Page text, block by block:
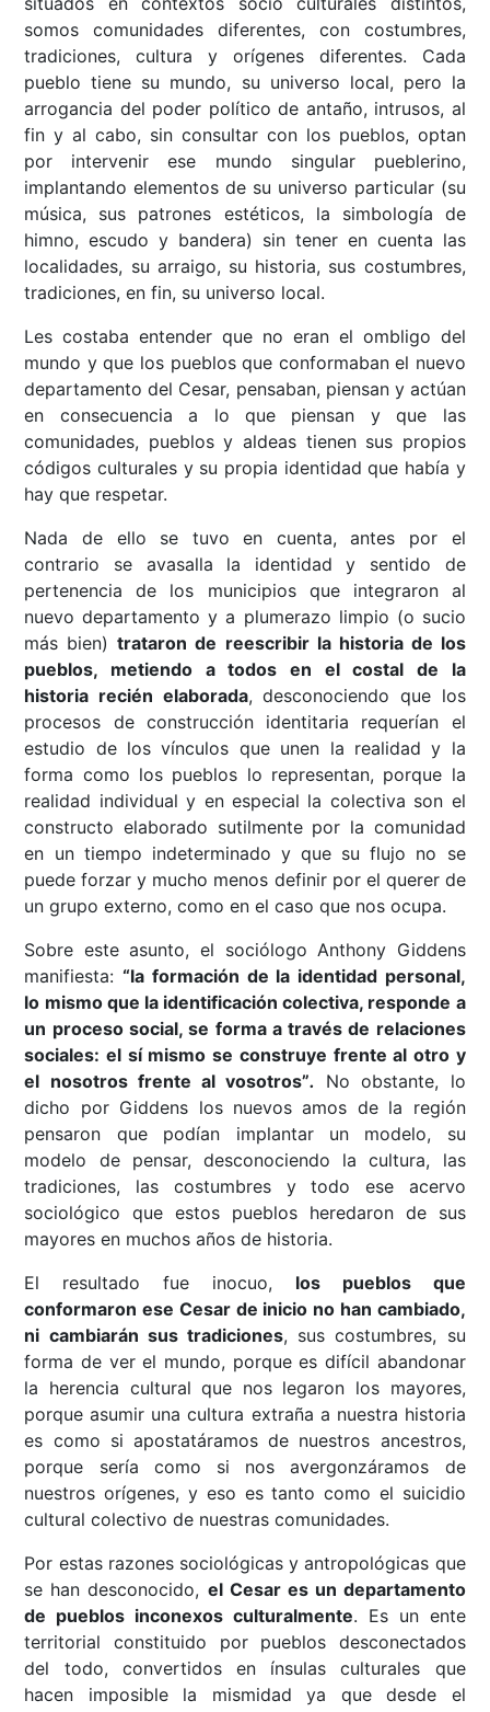
somos comunidades diferentes, con costumbres,
tradiciones, cultura y orígenes diferentes. Cada
pueblo tiene su mundo, su universo local, pero la
arrogancia del poder político de antaño, intrusos, al
fin y al cabo, sin consultar con los pueblos, optan
por intervenir ese mundo singular pueblerino,
implantando elementos de su universo particular (su
música, sus patrones estéticos, la simbología de
himno, escudo y bandera) sin tener en cuenta las
localidades, su arraigo, su historia, sus costumbres,
tradiciones, en fin, su universo local.
Les costaba entender que no eran el ombligo del
mundo y que los pueblos que conformaban el nuevo
departamento del Cesar, pensaban, piensan y actúan
en consecuencia a lo que piensan y que las
comunidades, pueblos y aldeas tienen sus propios
códigos culturales y su propia identidad que había y
hay que respetar.
Nada de ello se tuvo en cuenta, antes por el
contrario se avasalla la identidad y sentido de
pertenencia de los municipios que integraron al
nuevo departamento y a plumerazo limpio (o sucio
más bien)trataron de reescribir la historia de los
pueblos, metiendo a todos en el costal de la
historia recién elaborada, desconociendo que los
procesos de construcción identitaria requerían el
estudio de los vínculos que unen la realidad y la
forma como los pueblos lo representan, porque la
realidad individual y en especial la colectiva son el
constructo elaborado sutilmente por la comunidad
en un tiempo indeterminado y que su flujo no se
puede forzar y mucho menos definir por el querer de
un grupo externo, como en el caso que nos ocupa.
Sobre este asunto, el sociólogo Anthony Giddens
manifiesta:“la formación de la identidad personal,
lo mismo que la identificación colectiva, responde a
un proceso social, se forma a través de relaciones
sociales: el sí mismo se construye frente al otro y
el nosotros frente al vosotros”.
No obstante, lo
dicho por Giddens los nuevos amos de la región
pensaron que podían implantar un modelo, su
modelo de pensar, desconociendo la cultura, las
tradiciones, las costumbres y todo ese acervo
sociológico que estos pueblos heredaron de sus
mayores en muchos años de historia.
El resultado fue inocuo, los pueblos que
conformaron ese Cesar de inicio no han cambiado,
ni cambiarán sus tradiciones, sus costumbres, su
forma de ver el mundo, porque es difícil abandonar
la herencia cultural que nos legaron los mayores,
porque asumir una cultura extraña a nuestra historia
es como si apostatáramos de nuestros ancestros,
porque sería como si nos avergonzáramos de
nuestros orígenes, y eso es tanto como el suicidio
cultural colectivo de nuestras comunidades.
Por estas razones sociológicas y antropológicas que
se han desconocido, el Cesar es un departamento
de pueblos inconexos culturalmente. Es un ente
territorial constituido por pueblos desconectados
del todo, convertidos en ínsulas culturales que
hacen imposible la mismidad ya que desde el